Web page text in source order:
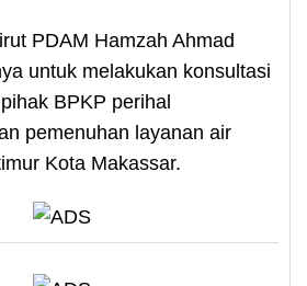
PDAM Hamzah Ahmad
untuk melakukan konsultasi
BPKP perihal
pemenuhan layanan air
Kota Makassar.